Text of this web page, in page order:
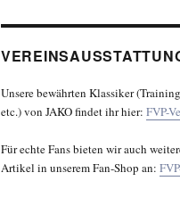
Unsere bewährten Klassiker
etc.) von JAKO findet ihr hier: FVP-
Für echte Fans bieten wir auch
Artikel in unserem Fan-Shop an: